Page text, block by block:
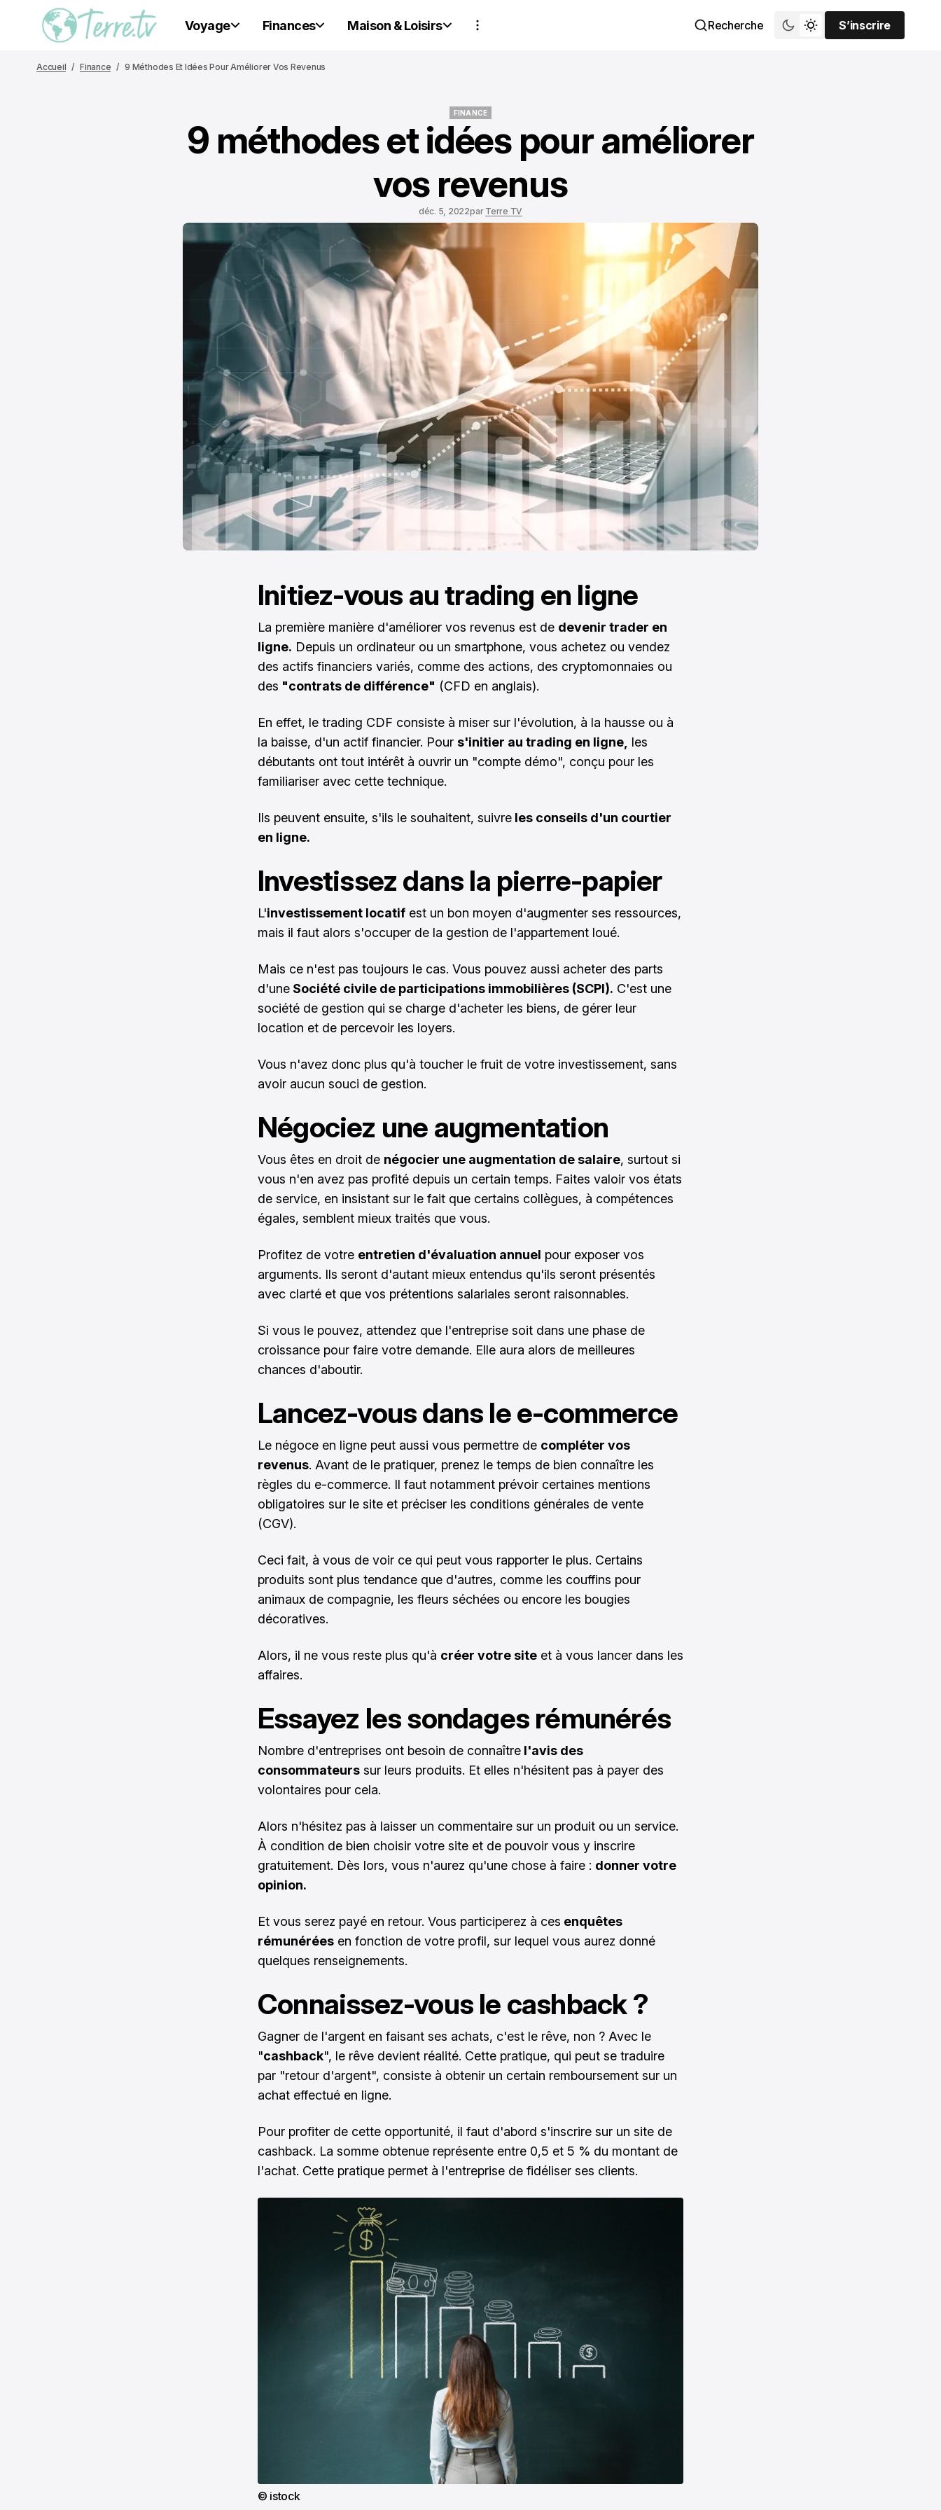
Voyage Finances Maison & Loisirs Recherche
S’inscrire
S’inscrire
Accueil Finance 9 Méthodes Et Idées Pour Améliorer Vos Revenus
FINANCE
FINANCE
9 méthodes et idées pour améliorer
vos revenus
déc. 5, 2022par Terre TV
Initiez-vous au trading en ligne
La première manière d'améliorer vos revenus est de devenir trader en
ligne. Depuis un ordinateur ou un smartphone, vous achetez ou vendez
des actifs financiers variés, comme des actions, des cryptomonnaies ou
des "contrats de différence" (CFD en anglais).
En effet, le trading CDF consiste à miser sur l'évolution, à la hausse ou à
la baisse, d'un actif financier. Pour s'initier au trading en ligne, les
débutants ont tout intérêt à ouvrir un "compte démo", conçu pour les
familiariser avec cette technique.
Ils peuvent ensuite, s'ils le souhaitent, suivre les conseils d'un courtier
en ligne.
Investissez dans la pierre-papier
L'investissement locatif est un bon moyen d'augmenter ses ressources,
mais il faut alors s'occuper de la gestion de l'appartement loué.
Mais ce n'est pas toujours le cas. Vous pouvez aussi acheter des parts
d'une Société civile de participations immobilières (SCPI). C'est une
société de gestion qui se charge d'acheter les biens, de gérer leur
location et de percevoir les loyers.
Vous n'avez donc plus qu'à toucher le fruit de votre investissement, sans
avoir aucun souci de gestion.
Négociez une augmentation
Vous êtes en droit de négocier une augmentation de salaire, surtout si
vous n'en avez pas profité depuis un certain temps. Faites valoir vos états
de service, en insistant sur le fait que certains collègues, à compétences
égales, semblent mieux traités que vous.
Profitez de votre entretien d'évaluation annuel pour exposer vos
arguments. Ils seront d'autant mieux entendus qu'ils seront présentés
avec clarté et que vos prétentions salariales seront raisonnables.
Si vous le pouvez, attendez que l'entreprise soit dans une phase de
croissance pour faire votre demande. Elle aura alors de meilleures
chances d'aboutir.
Lancez-vous dans le e-commerce
Le négoce en ligne peut aussi vous permettre de compléter vos
revenus. Avant de le pratiquer, prenez le temps de bien connaître les
règles du e-commerce. Il faut notamment prévoir certaines mentions
obligatoires sur le site et préciser les conditions générales de vente
(CGV).
Ceci fait, à vous de voir ce qui peut vous rapporter le plus. Certains
produits sont plus tendance que d'autres, comme les couffins pour
animaux de compagnie, les fleurs séchées ou encore les bougies
décoratives.
Alors, il ne vous reste plus qu'à créer votre site et à vous lancer dans les
affaires.
Essayez les sondages rémunérés
Nombre d'entreprises ont besoin de connaître l'avis des
consommateurs sur leurs produits. Et elles n'hésitent pas à payer des
volontaires pour cela.
Alors n'hésitez pas à laisser un commentaire sur un produit ou un service.
À condition de bien choisir votre site et de pouvoir vous y inscrire
gratuitement. Dès lors, vous n'aurez qu'une chose à faire : donner votre
opinion.
Et vous serez payé en retour. Vous participerez à ces enquêtes
rémunérées en fonction de votre profil, sur lequel vous aurez donné
quelques renseignements.
Connaissez-vous le cashback ?
Gagner de l'argent en faisant ses achats, c'est le rêve, non ? Avec le
"cashback", le rêve devient réalité. Cette pratique, qui peut se traduire
par "retour d'argent", consiste à obtenir un certain remboursement sur un
achat effectué en ligne.
Pour profiter de cette opportunité, il faut d'abord s'inscrire sur un site de
cashback. La somme obtenue représente entre 0,5 et 5 % du montant de
l'achat. Cette pratique permet à l'entreprise de fidéliser ses clients.
© istock